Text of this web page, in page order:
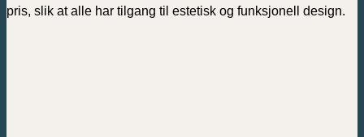
pris, slik at alle har tilgang til estetisk og funksjonell design.